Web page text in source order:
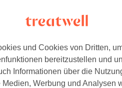
und Cookies von Dritten,
bereitzustellen und
Informationen über die
Werbung und Analysen